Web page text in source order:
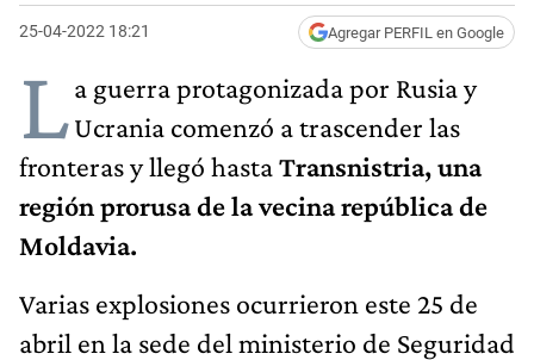
25-04-2022 18:21 Agregar PERFIL en Google
La guerra protagonizada por Rusia y
Ucrania comenzó a trascender las
fronteras y llegó hastaTransnistria, una
región prorusa de la vecina república de
Moldavia.
Varias explosiones ocurrieron este 25 de
abril en la sede del ministerio de Seguridad